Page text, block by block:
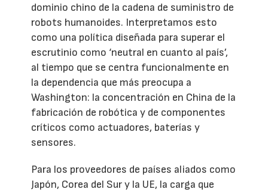
dominio chino de la cadena de suministro de
robots humanoides. Interpretamos esto
como una política diseñada para superar el
escrutinio como ‘neutral en cuanto al país’,
al tiempo que se centra funcionalmente en
la dependencia que más preocupa a
Washington: la concentración en China de la
fabricación de robótica y de componentes
críticos como actuadores, baterías y
sensores.
Para los proveedores de países aliados como
Japón, Corea del Sur y la UE, la carga que